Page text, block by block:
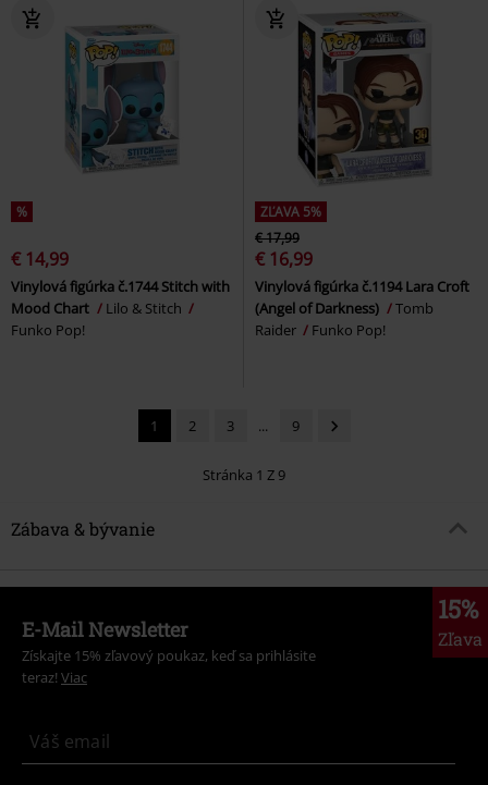
%
€ 14,99
Vinylová figúrka č.1744 Stitch with
Mood Chart
Lilo & Stitch
Funko Pop!
ZĽAVA 5%
€ 17,99
€ 16,99
Vinylová figúrka č.1194 Lara Croft
(Angel of Darkness)
Tomb
Raider
Funko Pop!
1 2 3 ... 9
Stránka 1 Z 9
Zábava & bývanie
15%
Zľava
E-Mail Newsletter
Získajte 15% zľavový poukaz, keď sa prihlásite
teraz! Viac